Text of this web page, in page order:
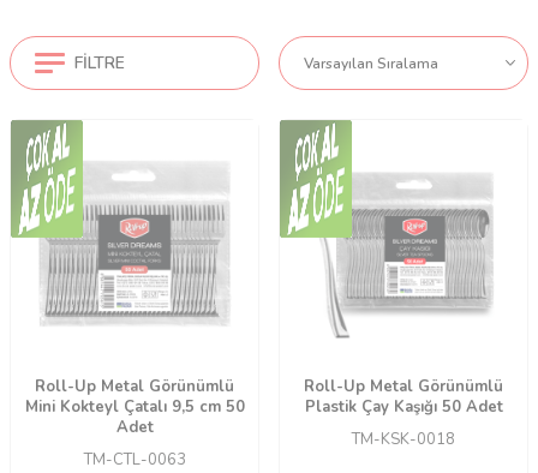
FILTRE
Roll-Up Metal Görünümlü
Mini Kokteyl Çatalı 9,5 cm 50
Adet
TM-CTL-0063
Roll-Up Metal Görünümlü
Plastik Çay Kaşığı 50 Adet
TM-KSK-0018